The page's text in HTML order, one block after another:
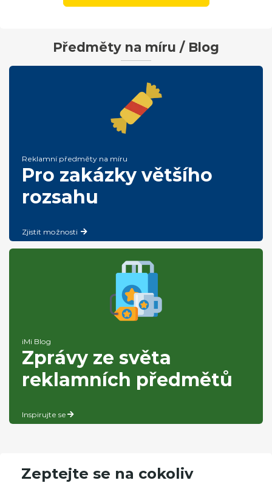
Předměty na míru / Blog
Reklamní předměty na míru
Pro zakázky většího
rozsahu
Zjistit možnosti
iMi Blog
Zprávy ze světa
reklamních předmětů
Inspirujte se
Zeptejte se na cokoliv